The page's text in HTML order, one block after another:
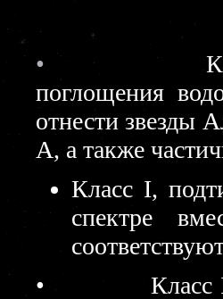
•
поглощения
отнести звезды
A, а также
Класс I,
спектре
• Класс II